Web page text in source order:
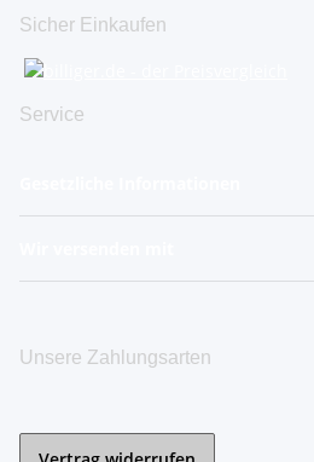
Sicher Einkaufen
Service
Unsere Zahlungsarten